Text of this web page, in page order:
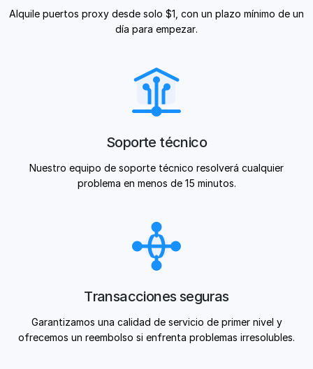
Alquile puertos proxy desde solo $1, con un plazo mínimo de un
día para empezar.
Soporte técnico
Nuestro equipo de soporte técnico resolverá cualquier
problema en menos de 15 minutos.
Transacciones seguras
Garantizamos una calidad de servicio de primer nivel y
ofrecemos un reembolso si enfrenta problemas irresolubles.